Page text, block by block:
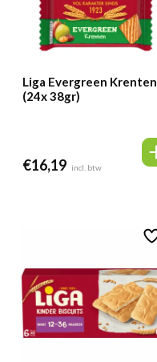
Liga Evergreen Krenten
(24x 38gr)
€16,19 incl. btw